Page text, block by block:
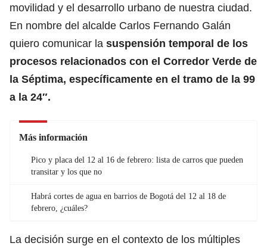
movilidad y el desarrollo urbano de nuestra ciudad.
En nombre del alcalde Carlos Fernando Galán
quiero comunicar la suspensión temporal de los
procesos relacionados con el Corredor Verde de
la Séptima, específicamente en el tramo de la 99
a la 24″.
Más información
Pico y placa del 12 al 16 de febrero: lista de carros que pueden
transitar y los que no
Habrá cortes de agua en barrios de Bogotá del 12 al 18 de
febrero, ¿cuáles?
La decisión surge en el contexto de los múltiples